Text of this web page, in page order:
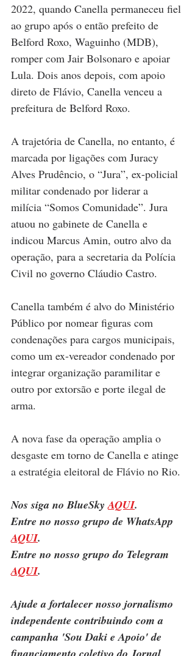
2022, quando Canella permaneceu fiel
ao grupo após o então prefeito de
Belford Roxo, Waguinho (MDB),
romper com Jair Bolsonaro e apoiar
Lula. Dois anos depois, com apoio
direto de Flávio, Canella venceu a
prefeitura de Belford Roxo.
A trajetória de Canella, no entanto, é
marcada por ligações com Juracy
Alves Prudêncio, o “Jura”, ex-policial
militar condenado por liderar a
milícia “Somos Comunidade”. Jura
atuou no gabinete de Canella e
indicou Marcus Amin, outro alvo da
operação, para a secretaria da Polícia
Civil no governo Cláudio Castro.
Canella também é alvo do Ministério
Público por nomear figuras com
condenações para cargos municipais,
como um ex-vereador condenado por
integrar organização paramilitar e
outro por extorsão e porte ilegal de
arma.
A nova fase da operação amplia o
desgaste em torno de Canella e atinge
a estratégia eleitoral de Flávio no Rio.
Nos siga no BlueSky AQUI.
Entre no nosso grupo de WhatsApp
AQUI.
Entre no nosso grupo do Telegram
AQUI.
Ajude a fortalecer nosso jornalismo
independente contribuindo com a
campanha 'Sou Daki e Apoio' de